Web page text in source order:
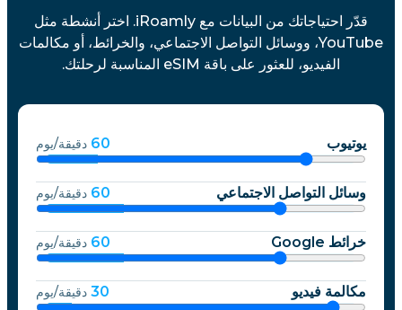
قدّر احتياجاتك من البيانات مع iRoamly. اختر أنشطة مثل
YouTube، ووسائل التواصل الاجتماعي، والخرائط، أو مكالمات
الفيديو، للعثور على باقة eSIM المناسبة لرحلتك.
يوتيوب 60 دقيقة/يوم
وسائل التواصل الاجتماعي 60 دقيقة/يوم
خرائط Google 60 دقيقة/يوم
مكالمة فيديو 30 دقيقة/يوم